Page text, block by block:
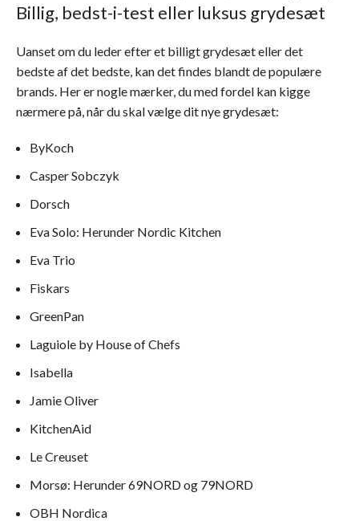
Billig, bedst-i-test eller luksus grydesæt
Uanset om du leder efter et billigt grydesæt eller det
bedste af det bedste, kan det findes blandt de populære
brands. Her er nogle mærker, du med fordel kan kigge
nærmere på, når du skal vælge dit nye grydesæt:
ByKoch
Casper Sobczyk
Dorsch
Eva Solo: Herunder Nordic Kitchen
Eva Trio
Fiskars
GreenPan
Laguiole by House of Chefs
Isabella
Jamie Oliver
KitchenAid
Le Creuset
Morsø: Herunder 69NORD og 79NORD
OBH Nordica